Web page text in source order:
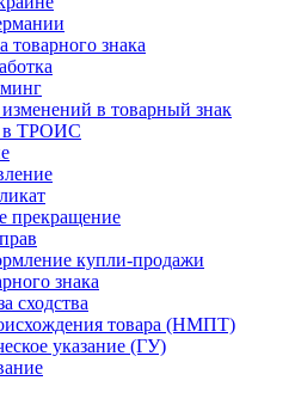
товарного знака
в товарный знак
в ТРОИС
прекращение
купли-продажи
знака
сходства
товара (НМПТ)
указание (ГУ)